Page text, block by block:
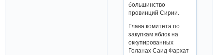
большинство
провинций Сирии.
Глава комитета по
закупкам яблок на
оккупированных
Голанах Саид Фархат